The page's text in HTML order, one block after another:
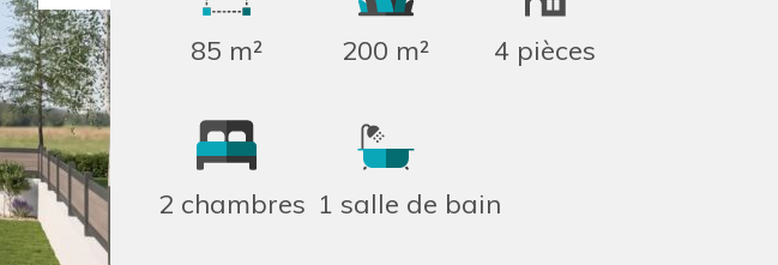
85 m² 200 m² 4 pièces
2 chambres 1 salle de bain